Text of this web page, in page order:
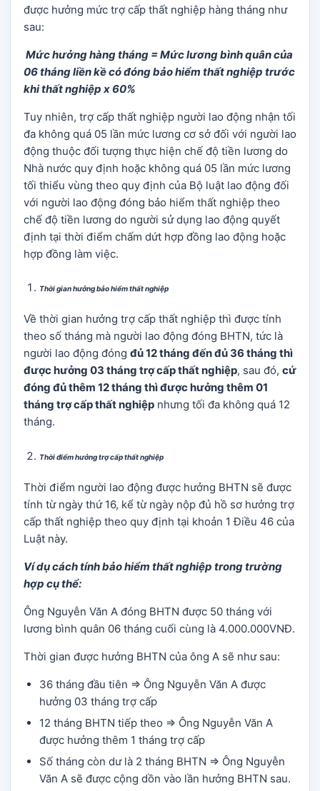
được hưởng mức trợ cấp thất nghiệp hàng tháng như
sau:
Mức hưởng hàng tháng = Mức lương bình quân của
06 tháng liền kề có đóng bảo hiểm thất nghiệp trước
khi thất nghiệp x 60%
Tuy nhiên, trợ cấp thất nghiệp người lao động nhận tối
đa không quá 05 lần mức lương cơ sở đối với người lao
động thuộc đối tượng thực hiện chế độ tiền lương do
Nhà nước quy định hoặc không quá 05 lần mức lương
tối thiểu vùng theo quy định của Bộ luật lao động đối
với người lao động đóng bảo hiểm thất nghiệp theo
chế độ tiền lương do người sử dụng lao động quyết
định tại thời điểm chấm dứt hợp đồng lao động hoặc
hợp đồng làm việc.
Thời gian hưởng bảo hiểm thất nghiệp
Về thời gian hưởng trợ cấp thất nghiệp thì được tính
theo số tháng mà người lao động đóng BHTN, tức là
người lao động đóng đủ 12 tháng đến đủ 36 tháng thì
được hưởng 03 tháng trợ cấp thất nghiệp, sau đó, cứ
đóng đủ thêm 12 tháng thì được hưởng thêm 01
tháng trợ cấp thất nghiệp nhưng tối đa không quá 12
tháng.
Thời điểm hưởng trợ cấp thất nghiệp
Thời điểm người lao động được hưởng BHTN sẽ được
tính từ ngày thứ 16, kể từ ngày nộp đủ hồ sơ hưởng trợ
cấp thất nghiệp theo quy định tại khoản 1 Điều 46 của
Luật này.
Ví dụ cách tính bảo hiểm thất nghiệp trong trường
hợp cụ thể:
Ông Nguyễn Văn A đóng BHTN được 50 tháng với
lương bình quân 06 tháng cuối cùng là 4.000.000VNĐ.
Thời gian được hưởng BHTN của ông A sẽ như sau:
36 tháng đầu tiên => Ông Nguyễn Văn A được
hưởng 03 tháng trợ cấp
12 tháng BHTN tiếp theo => Ông Nguyễn Văn A
được hưởng thêm 1 tháng trợ cấp
Số tháng còn dư là 2 tháng BHTN => Ông Nguyễn
Văn A sẽ được cộng dồn vào lần hưởng BHTN sau.